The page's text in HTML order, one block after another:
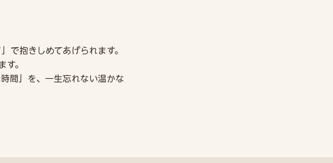
で抱きしめてあげられます。
す。
間」を、一生忘れない温かな